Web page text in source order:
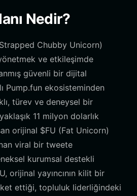
Nedir?
Chubby Unicorn)
ve etkileşimde
güvenli bir dijital
Pump.fun ekosisteminden
türev ve deneysel bir
11 milyon dolarlık
orijinal $FU (Fat Unicorn)
viral bir tweete
kurumsal destekli
orijinal yayıncının kilit bir
ettiği, topluluk liderliğindeki